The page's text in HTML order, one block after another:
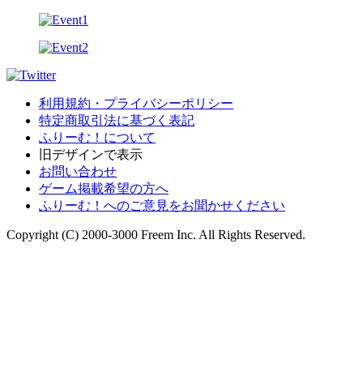
利用規約・プライバシーポリシー
特定商取引法に基づく表記
ふりーむ！について
旧デザインで表示
お問い合わせ
ゲーム掲載希望の方へ
ふりーむ！へのご意見をお聞かせください
Copyright (C) 2000-3000 Freem Inc. All Rights Reserved.